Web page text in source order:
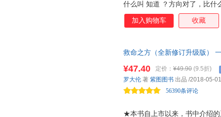
什么叫 知道 ？方向对了，比什
至少不要让工作伤害自己的身
走，不要人造水土不服。 滥交
黄帝内经的智慧，你就能成为
刻意，事情就搞定了。 如果你
道的人，就叫 有德 ；如果你跟
加入购物车 收藏
救命之方（全新修订升级版）
解些中医知识，简单的问题能
★本书自上市以来，书中介绍
¥47.40 定价： ¥49.90 (9.5折)
56390条评论
罗大伦 著 紫图图书 出品 /2018-05-01